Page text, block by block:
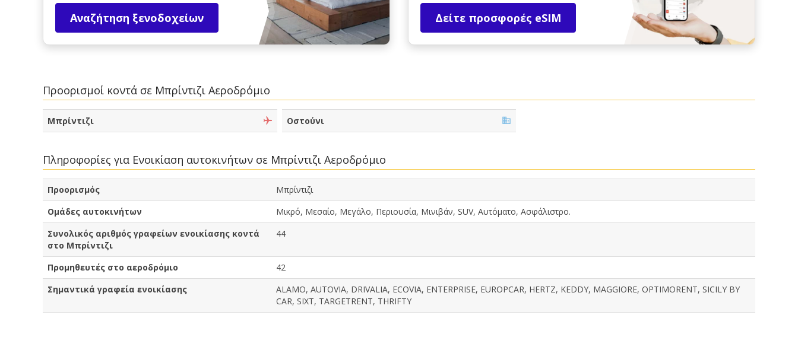
Αναζήτηση ξενοδοχείων Δείτε προσφορές eSIM
Προορισμοί κοντά σε Μπρίντιζι Αεροδρόμιο
Μπρίντιζι Οστούνι
Πληροφορίες για Ενοικίαση αυτοκινήτων σε Μπρίντιζι Αεροδρόμιο
Προορισμός
Μπρίντιζι
Ομάδες αυτοκινήτων
Μικρό, Μεσαίο, Μεγάλο, Περιουσία, Μινιβάν, SUV, Αυτόματο, Ασφάλιστρο.
Συνολικός αριθμός γραφείων ενοικίασης κοντά
στο Μπρίντιζι
44
Προμηθευτές στο αεροδρόμιο
42
Σημαντικά γραφεία ενοικίασης
ALAMO, AUTOVIA, DRIVALIA, ECOVIA, ENTERPRISE, EUROPCAR, HERTZ, KEDDY, MAGGIORE, OPTIMORENT, SICILY BY
CAR, SIXT, TARGETRENT, THRIFTY